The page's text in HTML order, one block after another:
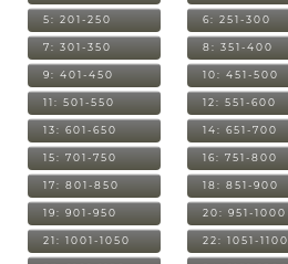
5: 201-250 6: 251-300
7: 301-350 8: 351-400
9: 401-450 10: 451-500
11: 501-550 12: 551-600
13: 601-650 14: 651-700
15: 701-750 16: 751-800
17: 801-850 18: 851-900
19: 901-950 20: 951-1000
21: 1001-1050 22: 1051-1100